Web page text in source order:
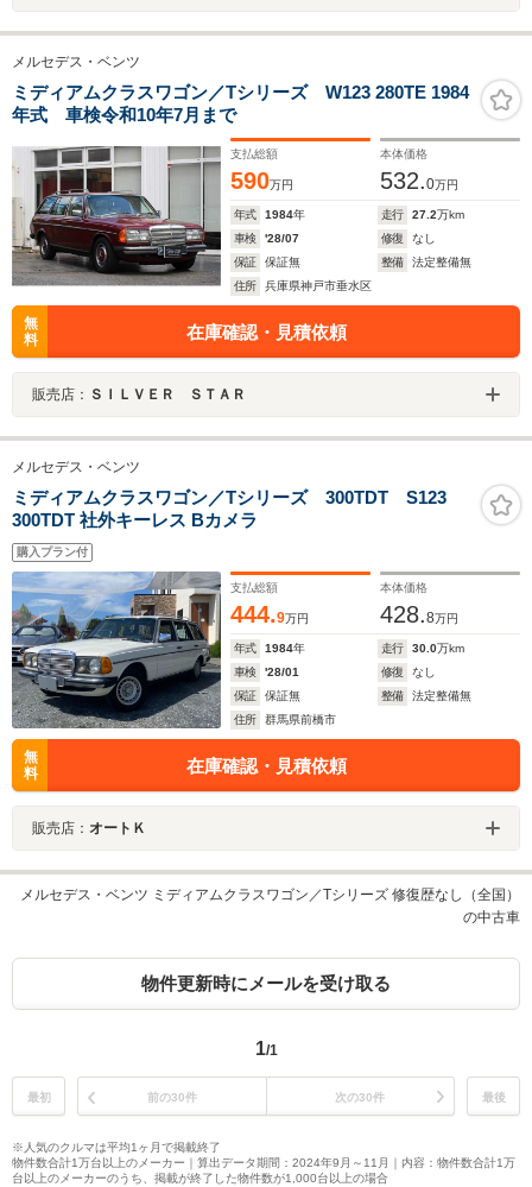
メルセデス・ベンツ
ミディアムクラスワゴン／Tシリーズ W123 280TE 1984
年式 車検令和10年7月まで
支払総額
590万円
本体価格
532.0万円
年式 1984年 走行 27.2万km
車検
'28/07 修復
なし
保証
保証無 整備
法定整備無
住所
兵庫県神戸市垂水区
無
料
在庫確認・見積依頼
販売店： ＳＩＬＶＥＲ ＳＴＡＲ
メルセデス・ベンツ
ミディアムクラスワゴン／Tシリーズ 300TDT S123
300TDT 社外キーレス Bカメラ
購入プラン付
支払総額
444.9万円
本体価格
428.8万円
年式 1984年 走行 30.0万km
車検
'28/01 修復
なし
保証
保証無 整備
法定整備無
住所
群馬県前橋市
無
料
在庫確認・見積依頼
販売店： オートＫ
メルセデス・ベンツ ミディアムクラスワゴン／Tシリーズ 修復歴なし（全国）
の中古車
物件更新時にメールを受け取る
1/1
最初 前の30件 次の30件 最後
※人気のクルマは平均1ヶ月で掲載終了
物件数合計1万台以上のメーカー｜算出データ期間：2024年9月～11月｜内容：物件数合計1万
台以上のメーカーのうち、掲載が終了した物件数が1,000台以上の場合